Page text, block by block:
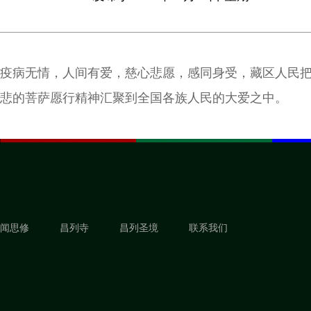
疫病无情，人间有爱，慈心悲愿，感同身受，藏区人民
悲的菩萨愿行精神汇聚到全国各族人民的大爱之中。
闻思修 昌列寺 昌列圣境 联系我们